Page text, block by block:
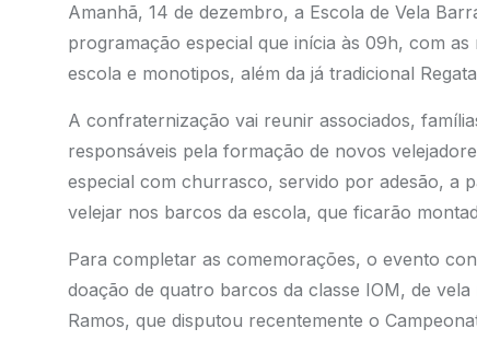
Amanhã, 14 de dezembro, a Escola de Vela
programação especial que inícia às 09h, com
escola e monotipos, além da já tradicional
A confraternização vai reunir associados,
responsáveis pela formação de novos
especial com churrasco, servido por adesão, a
velejar nos barcos da escola, que ficarão
Para completar as comemorações, o evento
doação de quatro barcos da classe IOM, de
Ramos, que disputou recentemente o